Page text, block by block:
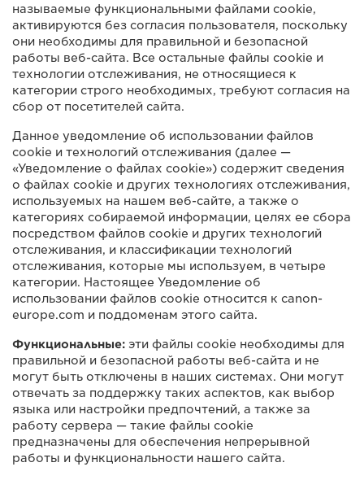
называемые функциональными файлами cookie,
активируются без согласия пользователя, поскольку
они необходимы для правильной и безопасной
работы веб-сайта. Все остальные файлы cookie и
технологии отслеживания, не относящиеся к
категории строго необходимых, требуют согласия на
сбор от посетителей сайта.
Данное уведомление об использовании файлов
cookie и технологий отслеживания (далее —
«Уведомление о файлах cookie») содержит сведения
о файлах cookie и других технологиях отслеживания,
используемых на нашем веб-сайте, а также о
категориях собираемой информации, целях ее сбора
посредством файлов cookie и других технологий
отслеживания, и классификации технологий
отслеживания, которые мы используем, в четыре
категории. Настоящее Уведомление об
использовании файлов cookie относится к canon-
europe.com и поддоменам этого сайта.
Функциональные: эти файлы cookie необходимы для
правильной и безопасной работы веб-сайта и не
могут быть отключены в наших системах. Они могут
отвечать за поддержку таких аспектов, как выбор
языка или настройки предпочтений, а также за
работу сервера — такие файлы cookie
предназначены для обеспечения непрерывной
работы и функциональности нашего сайта.